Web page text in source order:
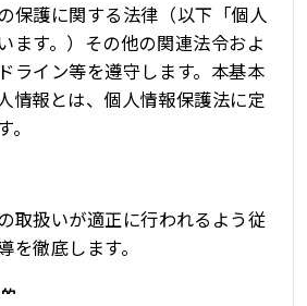
保護に関する法律（以下「個人
ます。）その他の関連法令およ
ライン等を遵守します。本基本
情報とは、個人情報保護法に定
取扱いが適正に行われるよう従
を徹底します。